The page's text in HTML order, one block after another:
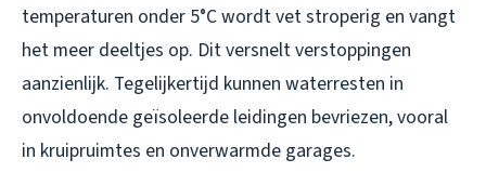
temperaturen onder 5°C wordt vet stroperig en vangt
het meer deeltjes op. Dit versnelt verstoppingen
aanzienlijk. Tegelijkertijd kunnen waterresten in
onvoldoende geïsoleerde leidingen bevriezen, vooral
in kruipruimtes en onverwarmde garages.